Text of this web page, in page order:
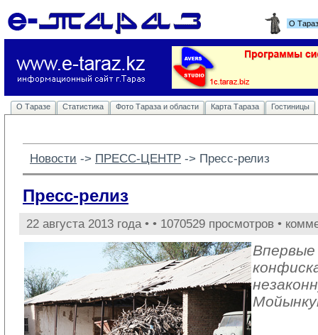
О
О Таразе Статистика Фото Тараза и области Карта Тараза Гостиницы
Новости -> ПРЕСС-ЦЕНТР -> Пресс-релиз
Пресс-релиз
22 августа 2013 года • • 1070529 просмотров •